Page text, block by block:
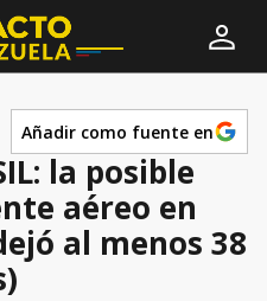
Añadir como fuente en
la posible
aéreo en
al menos 38